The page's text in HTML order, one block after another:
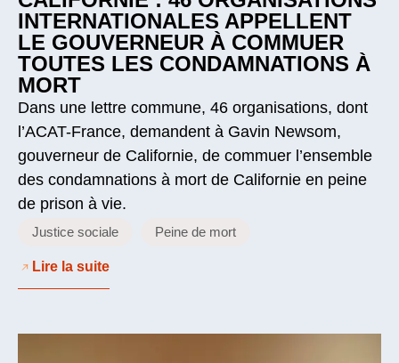
INTERNATIONALES APPELLENT
LE GOUVERNEUR À COMMUER
TOUTES LES CONDAMNATIONS À
MORT
Dans une lettre commune, 46 organisations, dont
l’ACAT-France, demandent à Gavin Newsom,
gouverneur de Californie, de commuer l’ensemble
des condamnations à mort de Californie en peine
de prison à vie.
Justice sociale Peine de mort
Lire la suite